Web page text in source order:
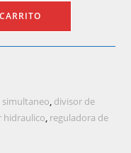
, divisor de
hidraulico, reguladora de